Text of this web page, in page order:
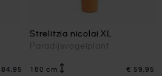
Strelitzia nicolai XL
Paradijsvogelplant
180 cm € 59,95